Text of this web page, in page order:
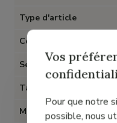
Type d'article
Couleur
Semelles amovibles
Talon
Matière
Vos
Pour que notre
possible, nous